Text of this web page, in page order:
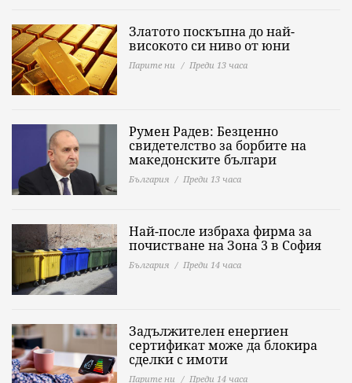
Златото поскъпна до най-
високото си ниво от юни
Парите ни Преди 13 часа
Румен Радев: Безценно
свидетелство за борбите на
македонските българи
България Преди 13 часа
Най-после избраха фирма за
почистване на Зона 3 в София
България Преди 14 часа
Задължителен енергиен
сертификат може да блокира
сделки с имоти
Парите ни Преди 14 часа